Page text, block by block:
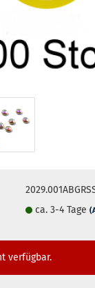
ca. 3-4 Tage
verfügbar.